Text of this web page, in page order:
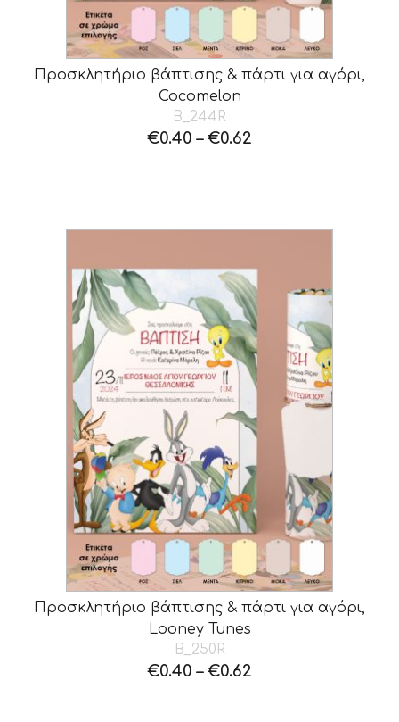
Προσκλητήριο βάπτισης & πάρτι για αγόρι,
Cocomelon
B_244R
€0.40 – €0.62
Προσκλητήριο βάπτισης & πάρτι για αγόρι,
Looney Tunes
B_250R
€0.40 – €0.62